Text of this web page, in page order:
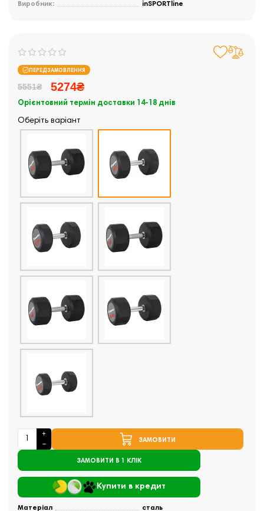
Виробник:
inSPORTline
ПЕРЕДЗАМОВЛЕННЯ
5551₴ 5274₴
Орієнтовний термін доставки 14-18 днів
Оберіть варіант
ЗАМОВИТИ
ЗАМОВИТИ В 1 КЛІК
Купити в кредит
Матеріал
сталь